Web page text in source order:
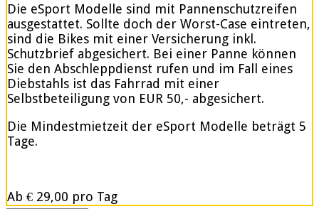
Die eSport Modelle sind mit Pannenschutzreifen
ausgestattet. Sollte doch der Worst-Case eintreten,
sind die Bikes mit einer Versicherung inkl.
Schutzbrief abgesichert. Bei einer Panne können
Sie den Abschleppdienst rufen und im Fall eines
Diebstahls ist das Fahrrad mit einer
Selbstbeteiligung von EUR 50,- abgesichert.
Die Mindestmietzeit der eSport Modelle beträgt 5
Tage.
Ab € 29,00 pro Tag